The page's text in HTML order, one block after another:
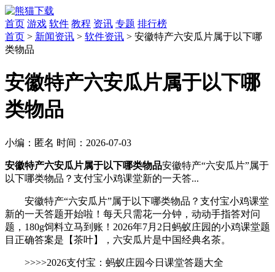
首页 游戏 软件 教程 资讯 专题 排行榜
首页 > 新闻资讯 > 软件资讯 > 安徽特产六安瓜片属于以下哪
类物品
安徽特产六安瓜片属于以下哪
类物品
小编： 匿名 时间： 2026-07-03
安徽特产六安瓜片属于以下哪类物品安徽特产“六安瓜片”属于
以下哪类物品？支付宝小鸡课堂新的一天答...
安徽特产“六安瓜片”属于以下哪类物品？支付宝小鸡课堂
新的一天答题开始啦！每天只需花一分钟，动动手指答对问
题，180g饲料立马到账！2026年7月2日蚂蚁庄园的小鸡课堂题
目正确答案是【茶叶】，六安瓜片是中国经典名茶。
>>>>2026支付宝：蚂蚁庄园今日课堂答题大全